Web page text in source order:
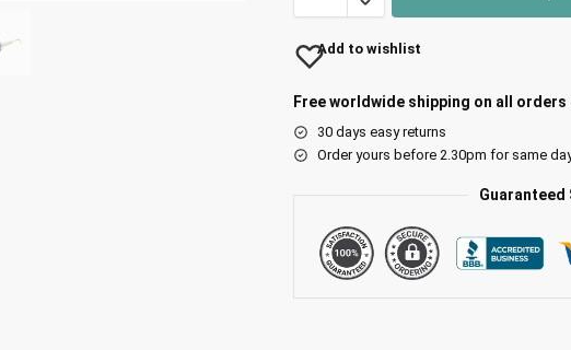
Add to wishlist
Free worldwide shipping on all orders
30 days easy returns
Order yours before 2.30pm for same
Guaranteed